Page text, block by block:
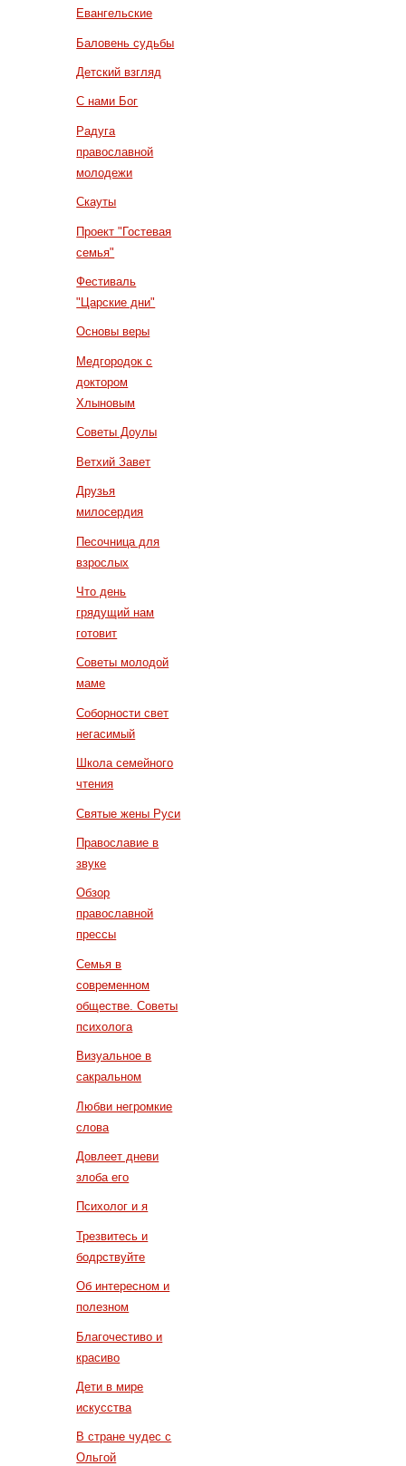
Евангельские
Баловень судьбы
Детский взгляд
С нами Бог
Радуга
православной
молодежи
Скауты
Проект "Гостевая
семья"
Фестиваль
"Царские дни"
Основы веры
Медгородок с
доктором
Хлыновым
Советы Доулы
Ветхий Завет
Друзья
милосердия
Песочница для
взрослых
Что день
грядущий нам
готовит
Советы молодой
маме
Соборности свет
негасимый
Школа семейного
чтения
Святые жены Руси
Православие в
звуке
Обзор
православной
прессы
Семья в
современном
обществе. Советы
психолога
Визуальное в
сакральном
Любви негромкие
слова
Довлеет дневи
злоба его
Психолог и я
Трезвитесь и
бодрствуйте
Об интересном и
полезном
Благочестиво и
красиво
Дети в мире
искусства
В стране чудес с
Ольгой